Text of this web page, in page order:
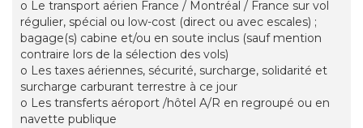
o Le transport aérien France / Montréal / France sur vol
régulier, spécial ou low-cost (direct ou avec escales) ;
bagage(s) cabine et/ou en soute inclus (sauf mention
contraire lors de la sélection des vols)
o Les taxes aériennes, sécurité, surcharge, solidarité et
surcharge carburant terrestre à ce jour
o Les transferts aéroport /hôtel A/R en regroupé ou en
navette publique